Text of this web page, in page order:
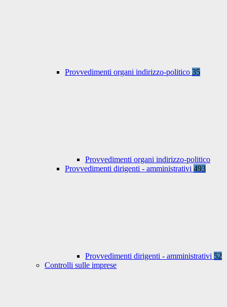
Provvedimenti organi indirizzo-politico 35
Provvedimenti organi indirizzo-politico
Provvedimenti dirigenti - amministrativi 493
Provvedimenti dirigenti - amministrativi 52
Controlli sulle imprese